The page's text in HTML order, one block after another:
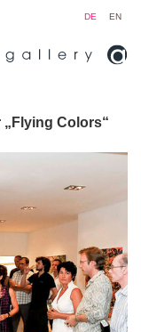
DE EN
Colors“